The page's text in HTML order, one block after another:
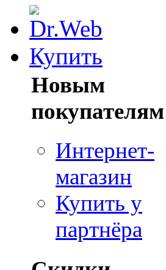
Купить
Новым
покупателям
Интернет-
магазин
Купить у
партнёра